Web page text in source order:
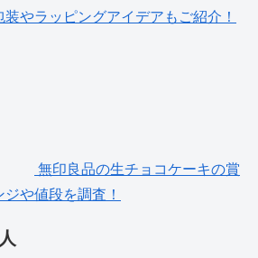
やラッピングアイデアもご紹介！
無印良品の生チョコケーキの賞
や値段を調査！